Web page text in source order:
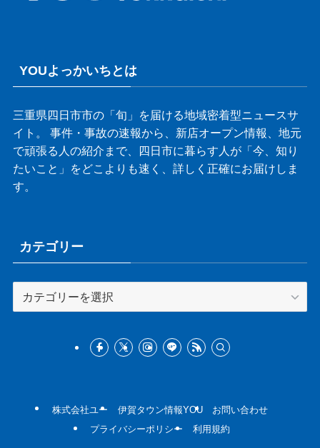
YOUよっかいちとは
三重県四日市市の「旬」を届ける地域密着型ニュースサ
イト。 事件・事故の速報から、新店オープン情報、地元
で頑張る人の紹介まで、四日市に暮らす人が「今、知り
たいこと」をどこよりも速く、詳しく正確にお届けしま
す。
カテゴリー
テ
株式会社ユー 伊賀タウン情報YOU
お問い合わせ
プライバシーポリシー
利用規約